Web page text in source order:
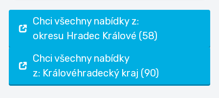
Chci všechny nabídky z:
okresu Hradec Králové (58)
Chci všechny nabídky
z: Královéhradecký kraj (90)